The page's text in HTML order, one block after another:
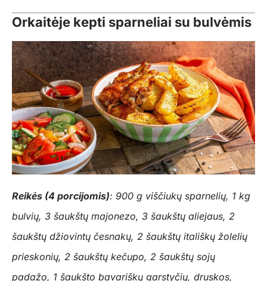
Orkaitėje kepti sparneliai su bulvėmis
Reikės (4 porcijomis): 900 g viščiukų sparnelių, 1 kg
bulvių, 3 šaukštų majonezo, 3 šaukštų aliejaus, 2
šaukštų džiovintų česnakų, 2 šaukštų itališkų žolelių
prieskonių, 2 šaukštų kečupo, 2 šaukštų sojų
padažo, 1 šaukšto bavariškų garstyčių, druskos,